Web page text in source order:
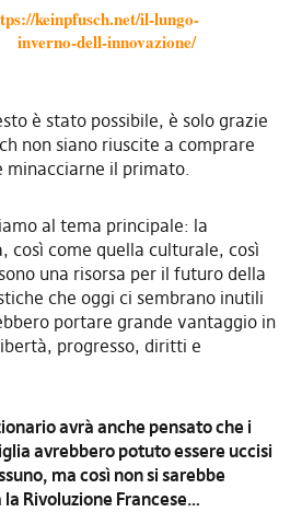
keinpfusch.net/il-lungo-
inverno-dell-innovazione/
è stato possibile, è solo grazie
non siano riuscite a comprare
minacciarne il primato.
al tema principale: la
così come quella culturale, così
una risorsa per il futuro della
che oggi ci sembrano inutili
portare grande vantaggio in
progresso, diritti e
avrà anche pensato che i
avrebbero potuto essere uccisi
ma così non si sarebbe
Rivoluzione Francese…